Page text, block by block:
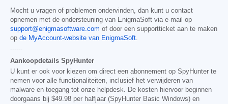
Mocht u vragen of problemen ondervinden, dan kunt u contact
opnemen met de ondersteuning van EnigmaSoft via e-mail op
support@enigmasoftware.com of door een supportticket aan te maken
op de MyAccount-website van EnigmaSoft.
------
Aankoopdetails SpyHunter
U kunt er ook voor kiezen om direct een abonnement op SpyHunter te
nemen voor alle functionaliteiten, inclusief het verwijderen van
malware en toegang tot onze helpdesk. De kosten hiervoor beginnen
doorgaans bij $49.98 per halfjaar (SpyHunter Basic Windows) en